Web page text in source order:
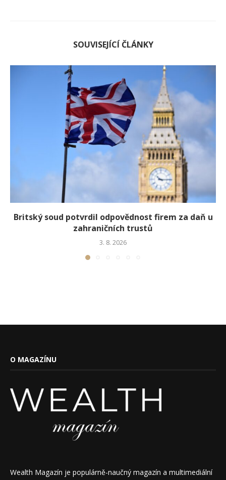
SOUVISEJÍCÍ ČLÁNKY
Britský soud potvrdil odpovědnost firem za daň u
zahraničních trustů
3. 8. 2026
O MAGAZÍNU
Wealth Magazín je populárně-naučný magazín a multimediální